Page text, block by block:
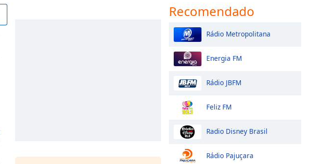
Recomendado
Rádio Metropolitana
Energia FM
Rádio JBFM
Feliz FM
Radio Disney Brasil
Rádio Pajuçara